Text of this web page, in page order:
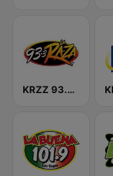
KRZZ 93.3 La Raza FM